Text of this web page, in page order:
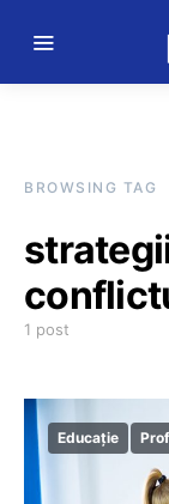
BROWSING TAG
1 post
Educație